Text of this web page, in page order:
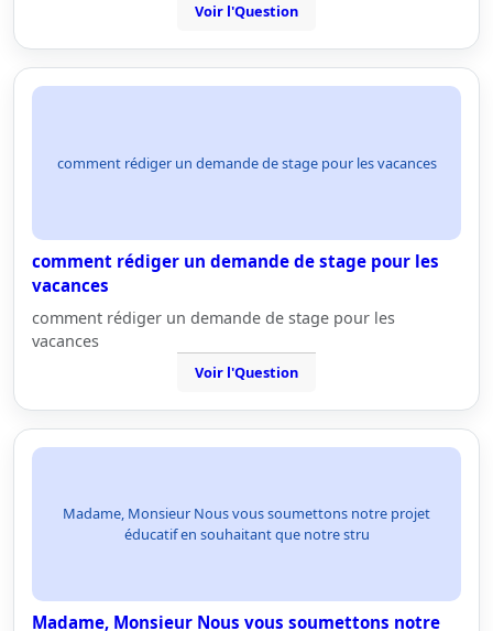
Voir l'Question
comment rédiger un demande de stage pour les vacances
comment rédiger un demande de stage pour les
vacances
comment rédiger un demande de stage pour les
vacances
Voir l'Question
Madame, Monsieur Nous vous soumettons notre projet
éducatif en souhaitant que notre stru
Madame, Monsieur Nous vous soumettons notre